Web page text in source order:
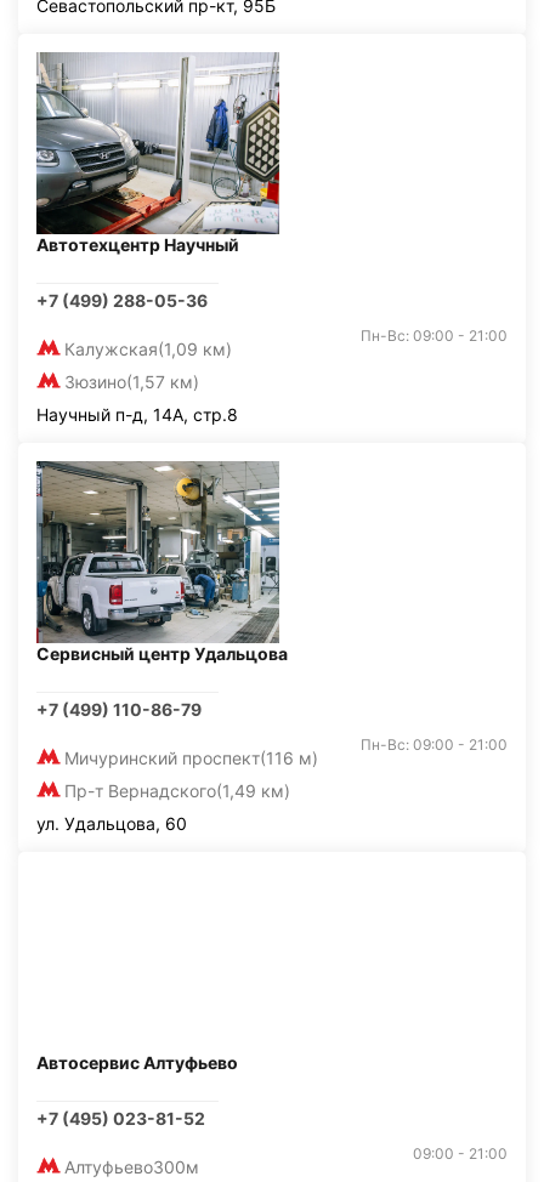
Севастопольский пр-кт, 95Б
Автотехцентр Научный
+7 (499) 288-05-36
Калужская(1,09 км)
Зюзино(1,57 км)
Пн-Вс: 09:00 - 21:00
Научный п-д, 14А, стр.8
Сервисный центр Удальцова
+7 (499) 110-86-79
Мичуринский проспект(116 м)
Пр-т Вернадского(1,49 км)
Пн-Вс: 09:00 - 21:00
ул. Удальцова, 60
Автосервис Алтуфьево
+7 (495) 023-81-52
Алтуфьево300м
09:00 - 21:00